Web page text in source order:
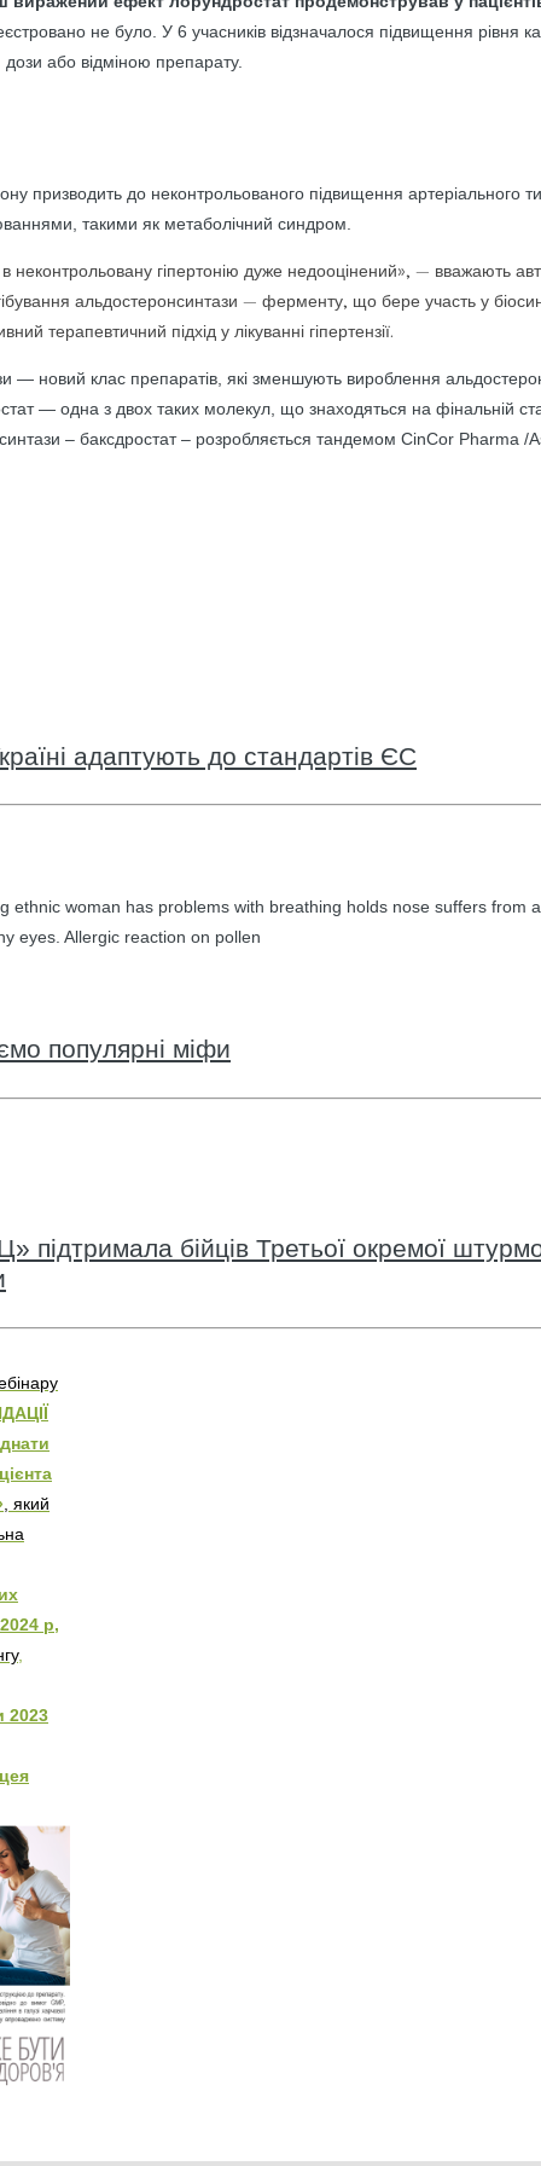
не було. У 6 учасників відзначалося підвищення рівня
або відміною препарату.
призводить до неконтрольованого підвищення артеріального
такими як метаболічний синдром.
неконтрольовану гіпертонію дуже недооцінений», — вважають
альдостеронсинтази — ферменту, що бере участь у
терапевтичний підхід у лікуванні гіпертензії.
— новий клас препаратів, які зменшують вироблення
— одна з двох таких молекул, що знаходяться на фінальній
– баксдростат – розробляється тандемом CinCor Pharma /
адаптують до стандартів ЄС
ethnic woman has problems with breathing holds nose suffers from
eyes. Allergic reaction on pollen
популярні міфи
підтримала бійців Третьої окремої
, який
р,
,
2023